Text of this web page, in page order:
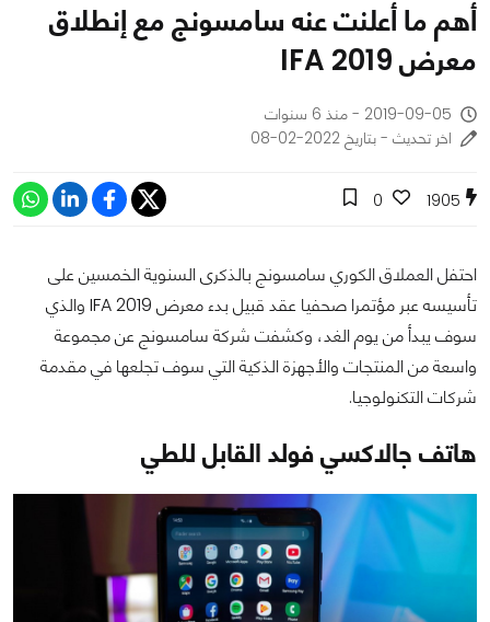
أهم ما أعلنت عنه سامسونج مع إنطلاق
معرض IFA 2019
2019-09-05 - منذ 6 سنوات
اخر تحديث - بتاريخ 2022-02-08
1905
0
احتفل العملاق الكوري سامسونج بالذكرى السنوية الخمسين على
تأسيسه عبر مؤتمرا صحفيا عقد قبيل بدء معرض IFA 2019 والذي
سوف يبدأ من يوم الغد، وكشفت شركة سامسونج عن مجموعة
واسعة من المنتجات والأجهزة الذكية التي سوف تجلعها في مقدمة
شركات التكنولوجيا.
هاتف جالاكسي فولد القابل للطي